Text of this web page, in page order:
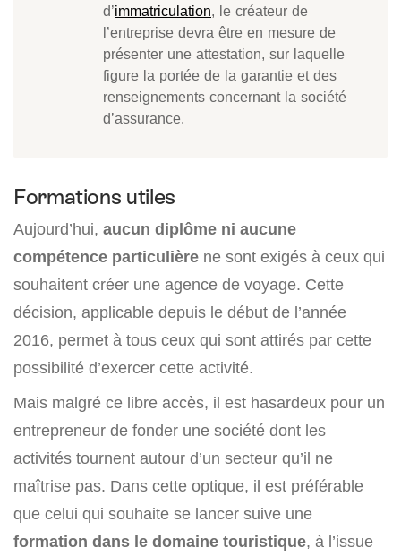
d’immatriculation, le créateur de
l’entreprise devra être en mesure de
présenter une attestation, sur laquelle
figure la portée de la garantie et des
renseignements concernant la société
d’assurance.
Formations utiles
Aujourd’hui, aucun diplôme ni aucune
compétence particulière ne sont exigés à ceux qui
souhaitent créer une agence de voyage. Cette
décision, applicable depuis le début de l’année
2016, permet à tous ceux qui sont attirés par cette
possibilité d’exercer cette activité.
Mais malgré ce libre accès, il est hasardeux pour un
entrepreneur de fonder une société dont les
activités tournent autour d’un secteur qu’il ne
maîtrise pas. Dans cette optique, il est préférable
que celui qui souhaite se lancer suive une
formation dans le domaine touristique, à l’issue